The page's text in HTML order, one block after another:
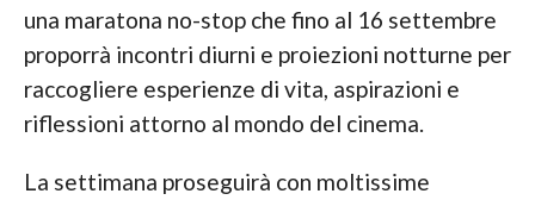
una maratona no-stop che fino al 16 settembre
proporrà incontri diurni e proiezioni notturne per
raccogliere esperienze di vita, aspirazioni e
riflessioni attorno al mondo del cinema.
La settimana proseguirà con moltissime